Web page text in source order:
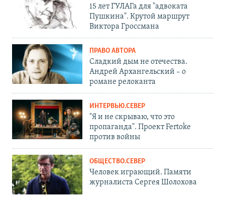
15 лет ГУЛАГа для "адвоката
Пушкина". Крутой маршрут
Виктора Гроссмана
ПРАВО АВТОРА
Сладкий дым не отечества.
Андрей Архангельский – о
романе релоканта
ИНТЕРВЬЮ.СЕВЕР
"Я и не скрываю, что это
пропаганда". Проект Fertoke
против войны
ОБЩЕСТВО.СЕВЕР
Человек играющий. Памяти
журналиста Сергея Шолохова